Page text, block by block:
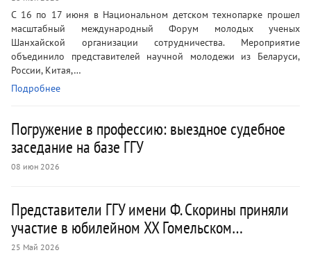
С 16 по 17 июня в Национальном детском технопарке прошел
масштабный международный Форум молодых ученых
Шанхайской организации сотрудничества. Мероприятие
объединило представителей научной молодежи из Беларуси,
России, Китая,…
Подробнее
Погружение в профессию: выездное судебное
заседание на базе ГГУ
08 июн 2026
Представители ГГУ имени Ф. Скорины приняли
участие в юбилейном XX Гомельском…
25 Май 2026